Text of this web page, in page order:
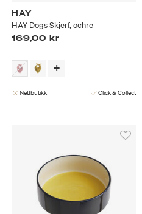
HAY
HAY Dogs Skjerf, ochre
169,00 kr
Nettbutikk Click & Collect